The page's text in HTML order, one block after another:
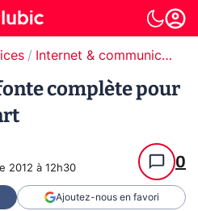
Internet & communication
complète pour
2012 à 12h30 0
Ajoutez-nous en favori